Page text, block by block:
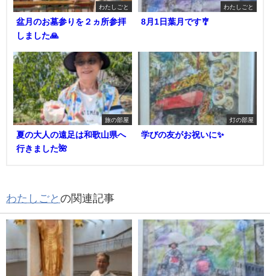
わたしごと
盆月のお墓参りを２ヵ所参拝
しました🙏
わたしごと
8月1日葉月です🎐
旅の部屋
夏の大人の遠足は和歌山県へ
行きました🌺
灯の部屋
学びの友がお祝いに✨
わたしごと の関連記事